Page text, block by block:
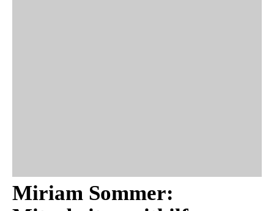
Miriam Sommer: